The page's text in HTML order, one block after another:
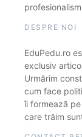
DESPRE NOI
EduPedu.ro
exclusiv
Urmărim
cum face
îi formează
care trăim